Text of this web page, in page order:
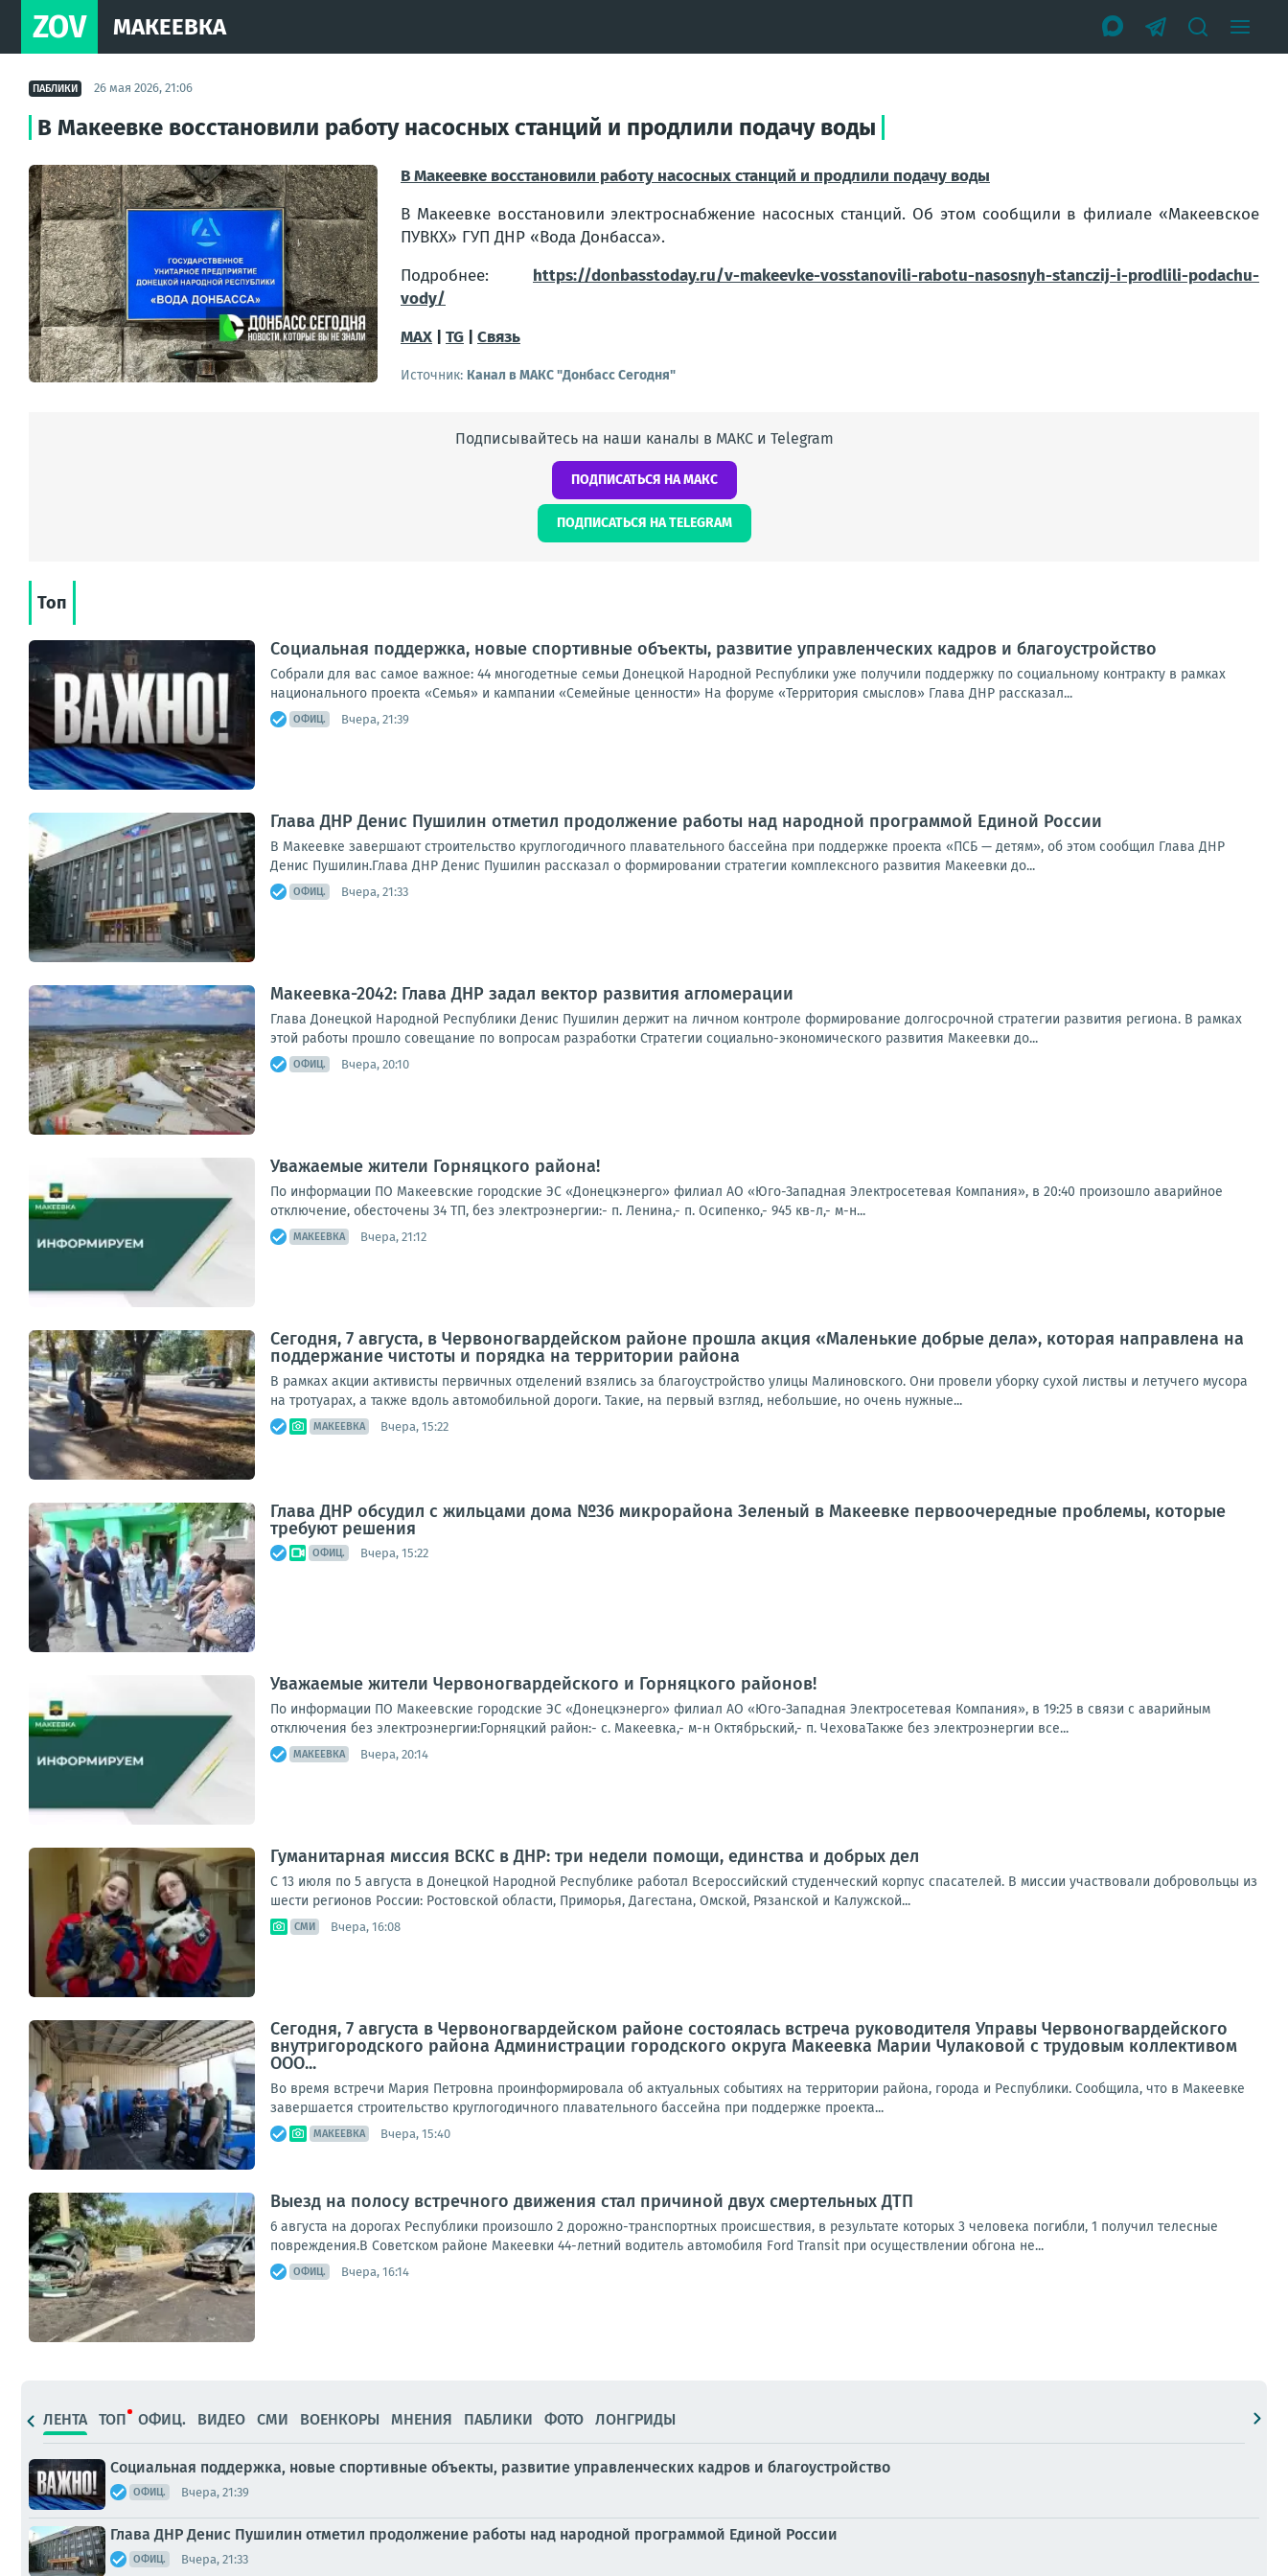
ZOV МАКЕЕВКА
ПАБЛИКИ 26 мая 2026, 21:06
В Макеевке восстановили работу насосных станций и продлили подачу воды
В Макеевке восстановили работу насосных станций и продлили подачу воды
В Макеевке восстановили электроснабжение насосных станций. Об этом сообщили в филиале «Макеевское
ПУВКХ» ГУП ДНР «Вода Донбасса».
Подробнее: https://donbasstoday.ru/v-makeevke-vosstanovili-rabotu-nasosnyh-stanczij-i-prodlili-podachu-
vody/
MAX
TG Связь
Источник: Канал в МАКС "Донбасс Сегодня"
Подписывайтесь на наши каналы в МАКС и Telegram
ПОДПИСАТЬСЯ НА МАКС
ПОДПИСАТЬСЯ НА TELEGRAM
Топ
Социальная поддержка, новые спортивные объекты, развитие управленческих кадров и благоустройство
Собрали для вас самое важное: 44 многодетные семьи Донецкой Народной Республики уже получили поддержку по социальному контракту в рамках
национального проекта «Семья» и кампании «Семейные ценности» На форуме «Территория смыслов» Глава ДНР рассказал...
ОФИЦ. Вчера, 21:39
Глава ДНР Денис Пушилин отметил продолжение работы над народной программой Единой России
В Макеевке завершают строительство круглогодичного плавательного бассейна при поддержке проекта «ПСБ — детям», об этом сообщил Глава ДНР
Денис Пушилин.Глава ДНР Денис Пушилин рассказал о формировании стратегии комплексного развития Макеевки до...
ОФИЦ. Вчера, 21:33
Макеевка-2042: Глава ДНР задал вектор развития агломерации
Глава Донецкой Народной Республики Денис Пушилин держит на личном контроле формирование долгосрочной стратегии развития региона. В рамках
этой работы прошло совещание по вопросам разработки Стратегии социально-экономического развития Макеевки до...
ОФИЦ. Вчера, 20:10
Уважаемые жители Горняцкого района!
По информации ПО Макеевские городские ЭС «Донецкэнерго» филиал АО «Юго-Западная Электросетевая Компания», в 20:40 произошло аварийное
отключение, обесточены 34 ТП, без электроэнергии:- п. Ленина,- п. Осипенко,- 945 кв-л,- м-н...
МАКЕЕВКА Вчера, 21:12
Сегодня, 7 августа, в Червоногвардейском районе прошла акция «Маленькие добрые дела», которая направлена на
поддержание чистоты и порядка на территории района
В рамках акции активисты первичных отделений взялись за благоустройство улицы Малиновского. Они провели уборку сухой листвы и летучего мусора
на тротуарах, а также вдоль автомобильной дороги. Такие, на первый взгляд, небольшие, но очень нужные...
МАКЕЕВКА Вчера, 15:22
Глава ДНР обсудил с жильцами дома №36 микрорайона Зеленый в Макеевке первоочередные проблемы, которые
требуют решения
ОФИЦ. Вчера, 15:22
Уважаемые жители Червоногвардейского и Горняцкого районов!
По информации ПО Макеевские городские ЭС «Донецкэнерго» филиал АО «Юго-Западная Электросетевая Компания», в 19:25 в связи с аварийным
отключения без электроэнергии:Горняцкий район:- с. Макеевка,- м-н Октябрьский,- п. ЧеховаТакже без электроэнергии все...
МАКЕЕВКА Вчера, 20:14
Гуманитарная миссия ВСКС в ДНР: три недели помощи, единства и добрых дел
С 13 июля по 5 августа в Донецкой Народной Республике работал Всероссийский студенческий корпус спасателей. В миссии участвовали добровольцы из
шести регионов России: Ростовской области, Приморья, Дагестана, Омской, Рязанской и Калужской...
СМИ Вчера, 16:08
Сегодня, 7 августа в Червоногвардейском районе состоялась встреча руководителя Управы Червоногвардейского
внутригородского района Администрации городского округа Макеевка Марии Чулаковой с трудовым коллективом
ООО...
Во время встречи Мария Петровна проинформировала об актуальных событиях на территории района, города и Республики. Сообщила, что в Макеевке
завершается строительство круглогодичного плавательного бассейна при поддержке проекта...
МАКЕЕВКА Вчера, 15:40
Выезд на полосу встречного движения стал причиной двух смертельных ДТП
6 августа на дорогах Республики произошло 2 дорожно-транспортных происшествия, в результате которых 3 человека погибли, 1 получил телесные
повреждения.В Советском районе Макеевки 44-летний водитель автомобиля Ford Transit при осуществлении обгона не...
ОФИЦ. Вчера, 16:14
ЛЕНТА ТОП ОФИЦ. ВИДЕО СМИ ВОЕНКОРЫ МНЕНИЯ ПАБЛИКИ ФОТО ЛОНГРИДЫ
Социальная поддержка, новые спортивные объекты, развитие управленческих кадров и благоустройство
ОФИЦ. Вчера, 21:39
Глава ДНР Денис Пушилин отметил продолжение работы над народной программой Единой России
ОФИЦ. Вчера, 21:33